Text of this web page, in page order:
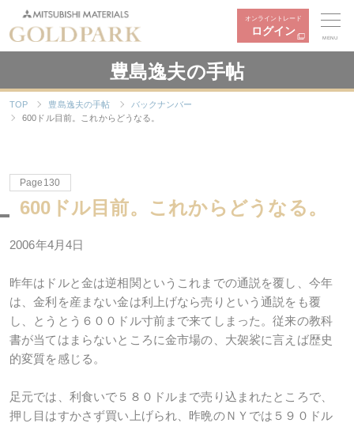
オンライントレード
ログイン
MENU
豊島逸夫の手帖
TOP 豊島逸夫の手帖
バックナンバー
600ドル目前。これからどうなる。
Page130
600ドル目前。これからどうなる。
2006年4月4日
昨年はドルと金は逆相関というこれまでの通説を覆し、今年
は、金利を産まない金は利上げなら売りという通説をも覆
し、とうとう６００ドル寸前まで来てしまった。従来の教科
書が当てはまらないところに金市場の、大袈裟に言えば歴史
的変質を感じる。
足元では、利食いで５８０ドルまで売り込まれたところで、
押し目はすかさず買い上げられ、昨晩のＮＹでは５９０ドル